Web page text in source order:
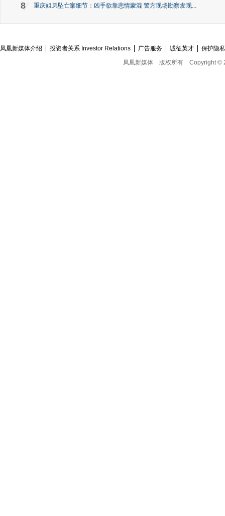
8 重庆姐弟坠亡案细节：凶手欲靠悲情蒙混 警方现场勘察发现...
凤凰新媒体介绍 投资者关系 Investor Relations 广告服务 诚征英才
保护隐
凤凰新媒体
版权所有 Copyright ©